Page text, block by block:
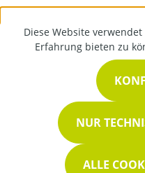
Diese Website
Erfahrung bieten zu
NUR
ALLE